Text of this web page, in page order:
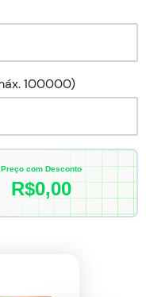
100000)
Preço com Desconto
R$0,00